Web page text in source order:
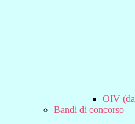
OIV
Bandi di concorso